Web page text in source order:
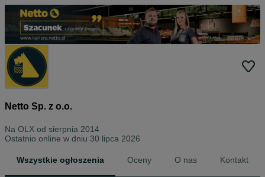
Netto Sp. z o.o.
Na OLX od sierpnia 2014
Ostatnio online w dniu 30 lipca 2026
Wszystkie ogłoszenia Oceny O nas Kontakt